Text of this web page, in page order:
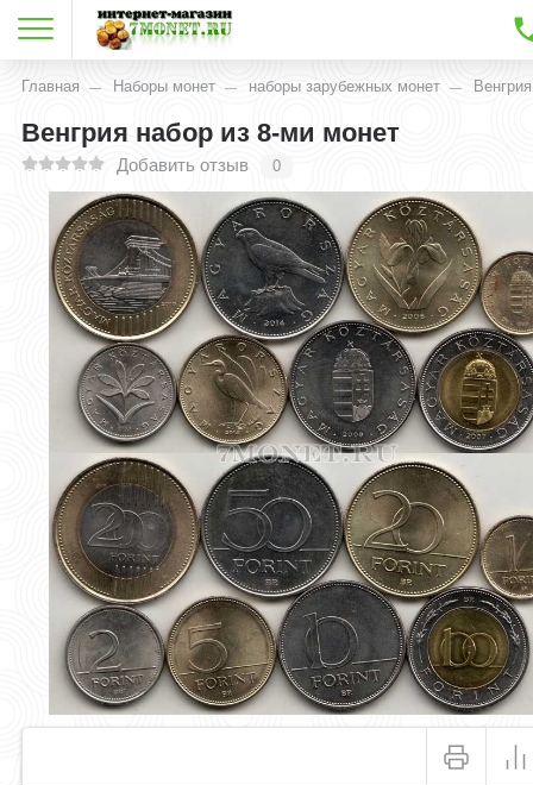
Главная Наборы монет наборы зарубежных монет Венгрия
Венгрия набор из 8-ми монет
Добавить отзыв 0